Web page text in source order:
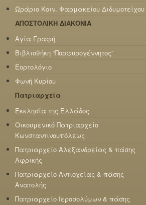
Ωράριο Κοιν. Φαρμακείου Διδυμοτείχου
ΑΠΟΣΤΟΛΙΚΗ ΔΙΑΚΟΝΙΑ
Αγία Γραφή
Βιβλιοθήκη “Πορφυρογέννητος”
Εορτολόγιο
Φωνή Κυρίου
Πατριαρχεία
Εκκλησία της Ελλάδος
Οικουμενικό Πατριαρχείο
Κωνσταντινουπόλεως
Πατριαρχείο Αλεξανδρείας & πάσης
Αφρικής
Πατριαρχείο Αντιοχείας & πάσης
Ανατολής
Πατριαρχείο Ιεροσολύμων & πάσης